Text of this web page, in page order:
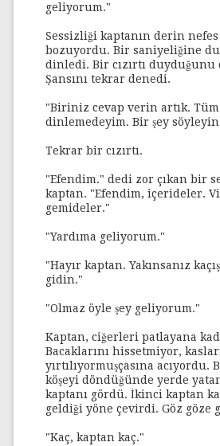
geliyorum."
Sessizliği kaptanın derin nefes
bozuyordu. Bir saniyeliğine
dinledi. Bir cızırtı duyduğunu
Şansını tekrar denedi.
"Biriniz cevap verin artık.
dinlemedeyim. Bir şey
Tekrar bir cızırtı.
"Efendim." dedi zor çıkan bir
kaptan. "Efendim, içerideler.
gemideler."
"Yardıma geliyorum."
"Hayır kaptan. Yakınsanız
gidin."
"Olmaz öyle şey geliyorum."
Kaptan, ciğerleri patlayana
Bacaklarını hissetmiyor,
yırtılıyormuşçasına acıyordu.
köşeyi döndüğünde yerde
kaptanı gördü. İkinci kaptan
geldiği yöne çevirdi. Göz göze
"Kaç, kaptan kaç."